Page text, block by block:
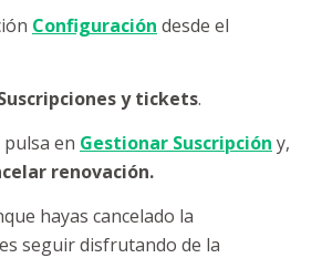
Configuración desde el
y tickets.
en Gestionar Suscripción y,
renovación.
hayas cancelado la
seguir disfrutando de la